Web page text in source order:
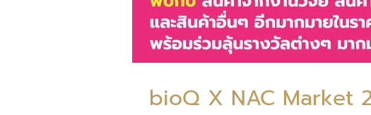
bioQ X NAC Market